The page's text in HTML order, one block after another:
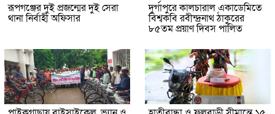
রূপগঞ্জের দুই প্রজন্মের দুই সেরা
থানা নির্বাহী অফিসার
দুর্গাপুরে কালচারাল একাডেমিতে
বিশ্বকবি রবীন্দ্রনাথ ঠাকুরের
৮৫তম প্রয়াণ দিবস পালিত